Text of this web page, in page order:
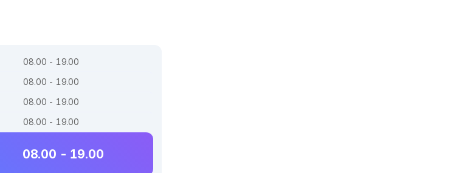
08.00 - 19.00
08.00 - 19.00
08.00 - 19.00
08.00 - 19.00
08.00 - 19.00